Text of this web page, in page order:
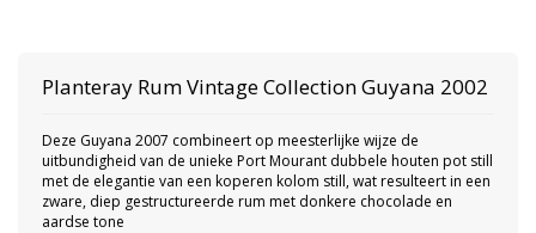
Planteray RumVintage Collection Guyana 2002
Deze Guyana 2007 combineert op meesterlijke wijze de
uitbundigheid van de unieke Port Mourant dubbele houten pot still
met de elegantie van een koperen kolom still, wat resulteert in een
zware, diep gestructureerde rum met donkere chocolade en
aardse tone